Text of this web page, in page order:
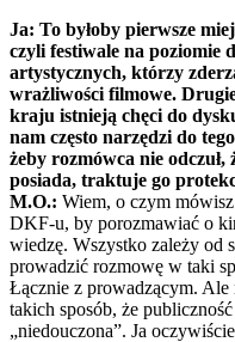
Ja: To byłoby pierwsze
czyli festiwale na poziomie
artystycznych, którzy
wrażliwości filmowe.
kraju istnieją chęci do
nam często narzędzi do
żeby rozmówca nie
posiada, traktuje go
M.O.: Wiem, o czym
DKF-u, by porozmawiać o
wiedzę. Wszystko zależy od
prowadzić rozmowę w taki
Łącznie z prowadzącym.
takich sposób, że
„niedouczona”. Ja